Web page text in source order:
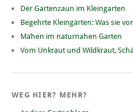
Der Gartenzaun im Kleingarten
Begehrte Kleingärten: Was sie
Mähen im naturnahen Garten
Vom Unkraut und Wildkraut,
WEG HIER? MEHR?